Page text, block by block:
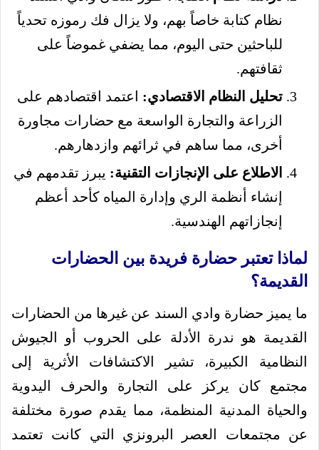
نظام كتابة خاصاً بهم، ولا يزال فك رموزه تحدياً
للباحثين حتى اليوم، مما يضفي غموضاً على
ثقافتهم.
تحليل النظام الاقتصادي: اعتمد اقتصادهم على
الزراعة والتجارة الواسعة مع حضارات مجاورة
أخرى، مما ساهم في ثرائهم وازدهارهم.
الاطلاع على الإنجازات التقنية: يبرز تقدمهم في
إنشاء أنظمة الري وإدارة المياه كأحد أعظم
إنجازاتهم الهندسية.
لماذا تعتبر حضارة فريدة بين الحضارات
القديمة؟
ما يميز حضارة وادي السند عن غيرها من الحضارات
القديمة هو ندرة الأدلة على الحروب أو الجيوش
النظامية الكبيرة، تشير الاكتشافات الأثرية إلى
مجتمع كان يركز على التجارة والحرف اليدوية
والحياة المدنية المنظمة، مما يقدم صورة مختلفة
عن مجتمعات العصر البرونزي التي كانت تعتمد